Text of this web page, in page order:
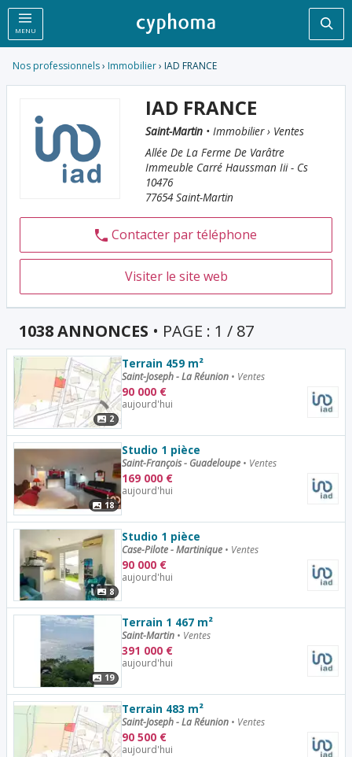
MENU
Nos professionnels› Immobilier› IAD FRANCE
IAD FRANCE
Saint-Martin • Immobilier › Ventes
Allée De La Ferme De Varâtre
Immeuble Carré Haussman Iii - Cs
10476
77654 Saint-Martin
Contacter par téléphone
Visiter le site web
1038 ANNONCES • PAGE : 1 / 87
2
Terrain 459 m²
Saint-Joseph - La Réunion • Ventes
90 000 €
aujourd'hui
18
Studio 1 pièce
Saint-François - Guadeloupe • Ventes
169 000 €
aujourd'hui
8
Studio 1 pièce
Case-Pilote - Martinique • Ventes
90 000 €
aujourd'hui
19
Terrain 1 467 m²
Saint-Martin • Ventes
391 000 €
aujourd'hui
Terrain 483 m²
Saint-Joseph - La Réunion • Ventes
90 500 €
aujourd'hui